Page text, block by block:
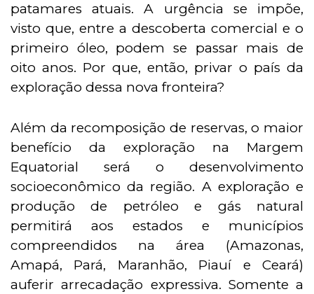
patamares atuais. A urgência se impõe,
visto que, entre a descoberta comercial e o
primeiro óleo, podem se passar mais de
oito anos. Por que, então, privar o país da
exploração dessa nova fronteira?
Além da recomposição de reservas, o maior
benefício da exploração na Margem
Equatorial será o desenvolvimento
socioeconômico da região. A exploração e
produção de petróleo e gás natural
permitirá aos estados e municípios
compreendidos na área (Amazonas,
Amapá, Pará, Maranhão, Piauí e Ceará)
auferir arrecadação expressiva. Somente a